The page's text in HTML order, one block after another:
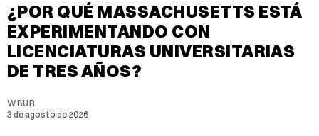
¿POR QUÉ MASSACHUSETTS ESTÁ
EXPERIMENTANDO CON
LICENCIATURAS UNIVERSITARIAS
DE TRES AÑOS?
WBUR
3 de agosto de 2026